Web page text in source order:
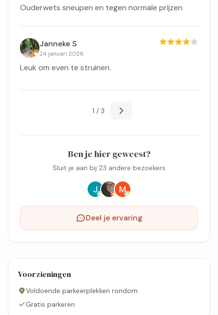
Ouderwets sneupen en tegen normale prijzen
Janneke S
24 januari 2026
Leuk om even te struinen.
1 / 3
Ben je hier geweest?
Sluit je aan bij 23 andere bezoekers
Deel je ervaring
Voorzieningen
Voldoende parkeerplekken rondom
Gratis parkeren